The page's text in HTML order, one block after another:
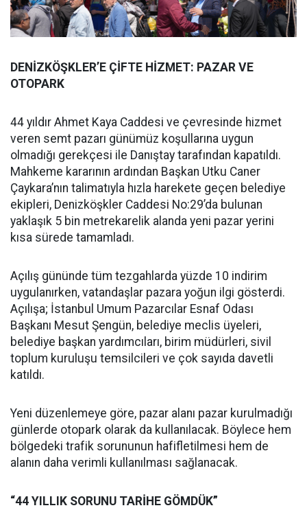
DENİZKÖŞKLER’E ÇİFTE HİZMET: PAZAR VE
OTOPARK
44 yıldır Ahmet Kaya Caddesi ve çevresinde hizmet
veren semt pazarı günümüz koşullarına uygun
olmadığı gerekçesi ile Danıştay tarafından kapatıldı.
Mahkeme kararının ardından Başkan Utku Caner
Çaykara’nın talimatıyla hızla harekete geçen belediye
ekipleri, Denizköşkler Caddesi No:29’da bulunan
yaklaşık 5 bin metrekarelik alanda yeni pazar yerini
kısa sürede tamamladı.
Açılış gününde tüm tezgahlarda yüzde 10 indirim
uygulanırken, vatandaşlar pazara yoğun ilgi gösterdi.
Açılışa; İstanbul Umum Pazarcılar Esnaf Odası
Başkanı Mesut Şengün, belediye meclis üyeleri,
belediye başkan yardımcıları, birim müdürleri, sivil
toplum kuruluşu temsilcileri ve çok sayıda davetli
katıldı.
Yeni düzenlemeye göre, pazar alanı pazar kurulmadığı
günlerde otopark olarak da kullanılacak. Böylece hem
bölgedeki trafik sorununun hafifletilmesi hem de
alanın daha verimli kullanılması sağlanacak.
“44 YILLIK SORUNU TARİHE GÖMDÜK”